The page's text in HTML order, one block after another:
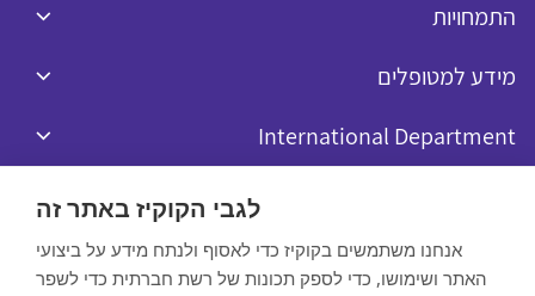
לגבי הקוקיז באתר זה
אנחנו משתמשים בקוקיז כדי לאסוף ולנתח מידע על ביצועי
האתר ושימושו, כדי לספק תכונות של רשת חברתית כדי לשפר
התמחויות
מידע למטופלים
International Department